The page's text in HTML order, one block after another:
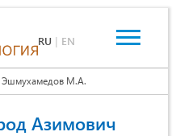
RU | EN
Эшмухамедов М.А.
Азимович